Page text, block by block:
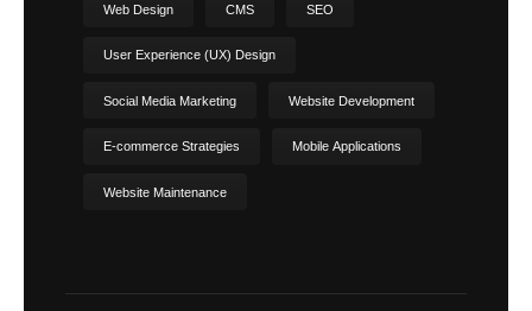
Web Design CMS SEO
User Experience (UX) Design
Social Media Marketing Website Development
E-commerce Strategies Mobile Applications
Website Maintenance